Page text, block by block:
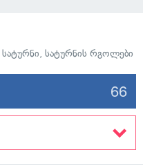
სატურნი, სატურნის რგოლები
66